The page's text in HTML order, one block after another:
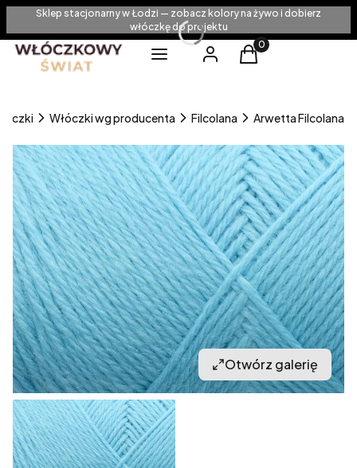
Sklep stacjonarny w Łodzi — zobacz kolory na żywo i dobierz
włóczkę do projektu
Menu
Zaloguj sięProdukty w
Koszyk
Włóczki wg producenta Filcolana Arwetta Filcolana
Otwórz galerię